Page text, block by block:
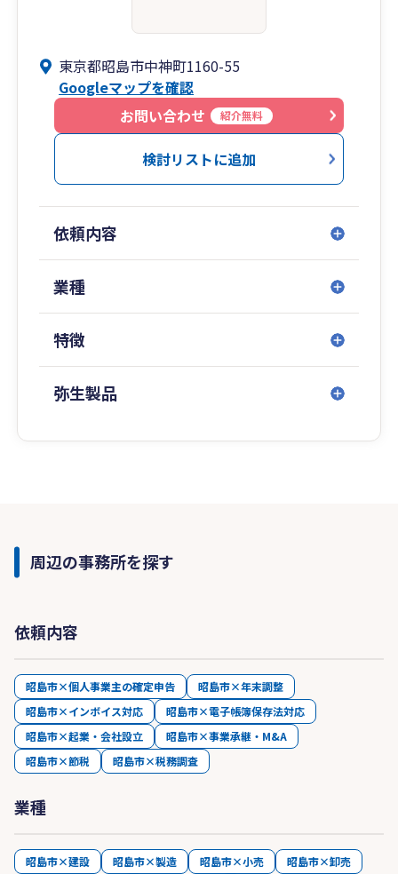
東京都昭島市中神町1160-55
Googleマップを確認
お問い合わせ
紹介無料
検討リストに追加
依頼内容
業種
特徴
弥生製品
周辺の事務所を探す
依頼内容
昭島市×個人事業主の確定申告
昭島市×年末調整
昭島市×インボイス対応
昭島市×電子帳簿保存法対応
昭島市×起業・会社設立
昭島市×事業承継・M&A
昭島市×節税
昭島市×税務調査
業種
昭島市×建設 昭島市×製造 昭島市×小売
昭島市×卸売